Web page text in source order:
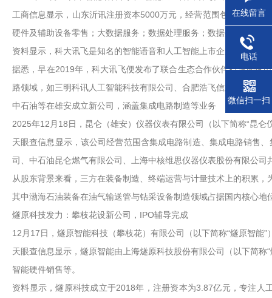
工商信息显示，山东沂讯注册资本5000万元，经营范围包括信息技
硬件及辅助设备零售；大数据服务；数据处理服务；数据处理和存
资料显示，科大讯飞是知名的智能语音和人工智能上市企业，主要
据悉，早在2019年，科大讯飞便发布了联合生态合作伙伴打造的家
路领域，如三明科讯人工智能科技有限公司、合肥浩飞信息科技有
中石油等在雄安成立新公司，涵盖集成电路制造等业务
2025年12月18日，昆仑（雄安）仪器仪表有限公司（以下简称“昆仑
天眼查信息显示，该公司经营范围含集成电路制造、集成电路销售
司、中石油昆仑燃气有限公司、上海中核维思仪器仪表股份有限公司
从股东背景来看，三方在装备制造、终端运营与计量技术上的积累
其中渤海石油装备在油气输送管与钻采设备制造领域占据国内核心
燧原科技发力：攀枝花设新公司，IPO辅导完成
12月17日，燧原智能科技（攀枝花）有限公司（以下简称“燧原智能
天眼查信息显示，燧原智能由上海燧原科技股份有限公司（以下简
智能硬件销售等。
资料显示，燧原科技成立于2018年，注册资本为3.87亿元，专注
在线留言
电话
微信扫一扫